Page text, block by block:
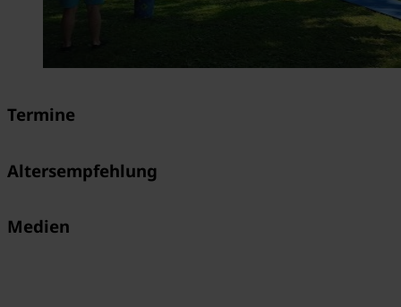
Termine
Altersempfehlung
Medien